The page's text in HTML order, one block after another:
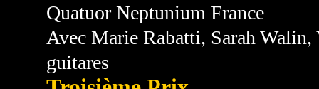
Quatuor Neptunium France
Avec Marie Rabatti, Sarah
guitares